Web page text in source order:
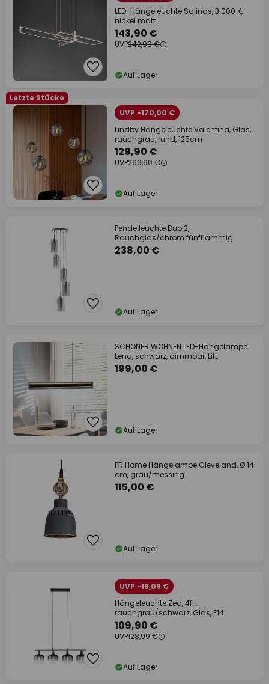
LED-Hängeleuchte Salinas, 3.000 K,
nickel matt
143,90 €
UVP242,99 €
Auf Lager
Letzte Stücke
UVP -170,00 €
Lindby Hängeleuchte Valentina, Glas,
rauchgrau, rund, 125cm
129,90 €
UVP299,90 €
Auf Lager
Pendelleuchte Duo 2,
Rauchglas/chrom fünfflammig
238,00 €
Auf Lager
SCHÖNER WOHNEN LED-Hängelampe
Lena, schwarz, dimmbar, Lift
199,00 €
Auf Lager
PR Home Hängelampe Cleveland, Ø 14
cm, grau/messing
115,00 €
Auf Lager
UVP -19,09 €
Hängeleuchte Zea, 4fl.,
rauchgrau/schwarz, Glas, E14
109,90 €
UVP128,99 €
Auf Lager